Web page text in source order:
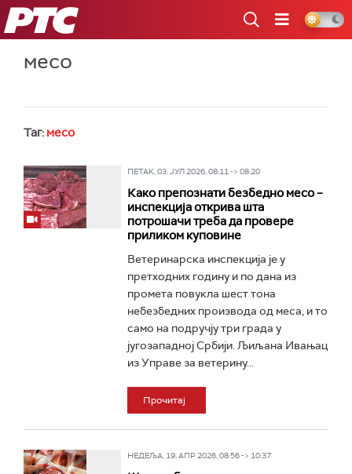
РТС
месо
Таг: месо
ПЕТАК, 03. ЈУЛ 2026, 08:11 -> 08:20
Како препознати безбедно месо –
инспекција открива шта
потрошачи треба да провере
приликом куповине
Ветеринарска инспекција је у
претходних годину и по дана из
промета повукла шест тона
небезбедних производа од меса, и то
само на подручју три града у
југозападној Србији. Љиљана Ивањац
из Управе за ветерину...
Прочитај
НЕДЕЉА, 19. АПР 2026, 08:56 -> 10:37